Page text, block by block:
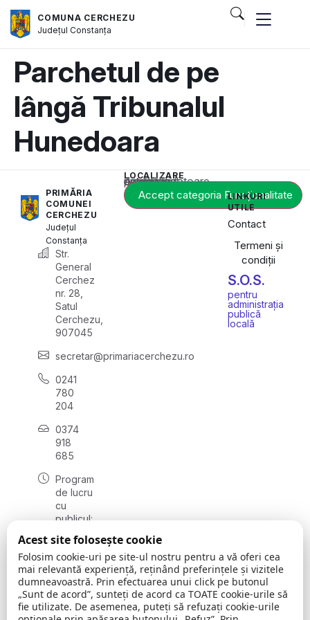
COMUNA CERCHEZU
JudețulConstanța
Parchetul de pe
lângă Tribunalul
Hunedoara
PRIMĂRIA
COMUNEI
CERCHEZU
Județul
Constanța
Str.
General
Cerchez
nr. 28,
Satul
Cerchezu,
907045
secretar@primariacerchezu.ro
0241
780
204
0374
918
685
Program
de lucru
cu
publicul:
08:00 -
16:30
, vineri:
08:00 -
14:00
LOCALIZARE
Acest conținut este blocat până când acceptați categoria corespunzătoare de cookie-uri.
Accept categoria Funcționalitate
LINKURI
UTILE
Contact
Termeni și
condiții
S.O.S.
pentru
administrația
publică
locală
Acest site folosește cookie
Folosim cookie-uri pe site-ul nostru pentru a vă oferi cea
mai relevantă experiență, reținând preferințele și vizitele
dumneavoastră. Prin efectuarea unui click pe butonul
„Sunt de acord”, sunteți de acord ca TOATE cookie-urile să
fie utilizate. De asemenea, puteți să refuzați cookie-urile